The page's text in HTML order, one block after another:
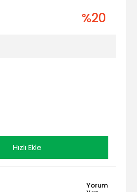
%20
Hızlı Ekle
Yorum